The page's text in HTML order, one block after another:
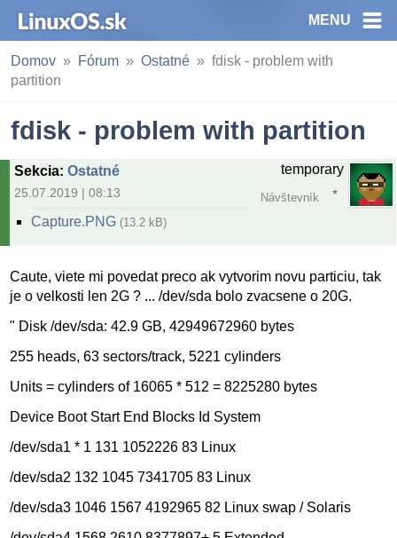
MENU
Domov Fórum Ostatné
fdisk - problem with
partition
fdisk - problem with partition
Sekcia: Ostatné
25.07.2019 | 08:13
temporary
Návštevník
Capture.PNG (13.2 kB)
Caute, viete mi povedat preco ak vytvorim novu particiu, tak
je o velkosti len 2G ? ... /dev/sda bolo zvacsene o 20G.
" Disk /dev/sda: 42.9 GB, 42949672960 bytes
255 heads, 63 sectors/track, 5221 cylinders
Units = cylinders of 16065 * 512 = 8225280 bytes
Device Boot Start End Blocks Id System
/dev/sda1 * 1 131 1052226 83 Linux
/dev/sda2 132 1045 7341705 83 Linux
/dev/sda3 1046 1567 4192965 82 Linux swap / Solaris